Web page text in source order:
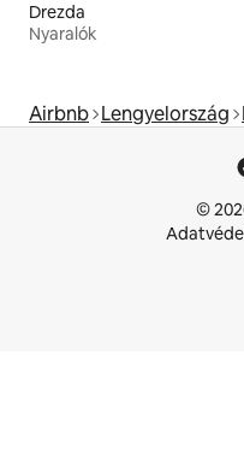
Drezda
Nyaralók
Airbnb Lengyelország
©